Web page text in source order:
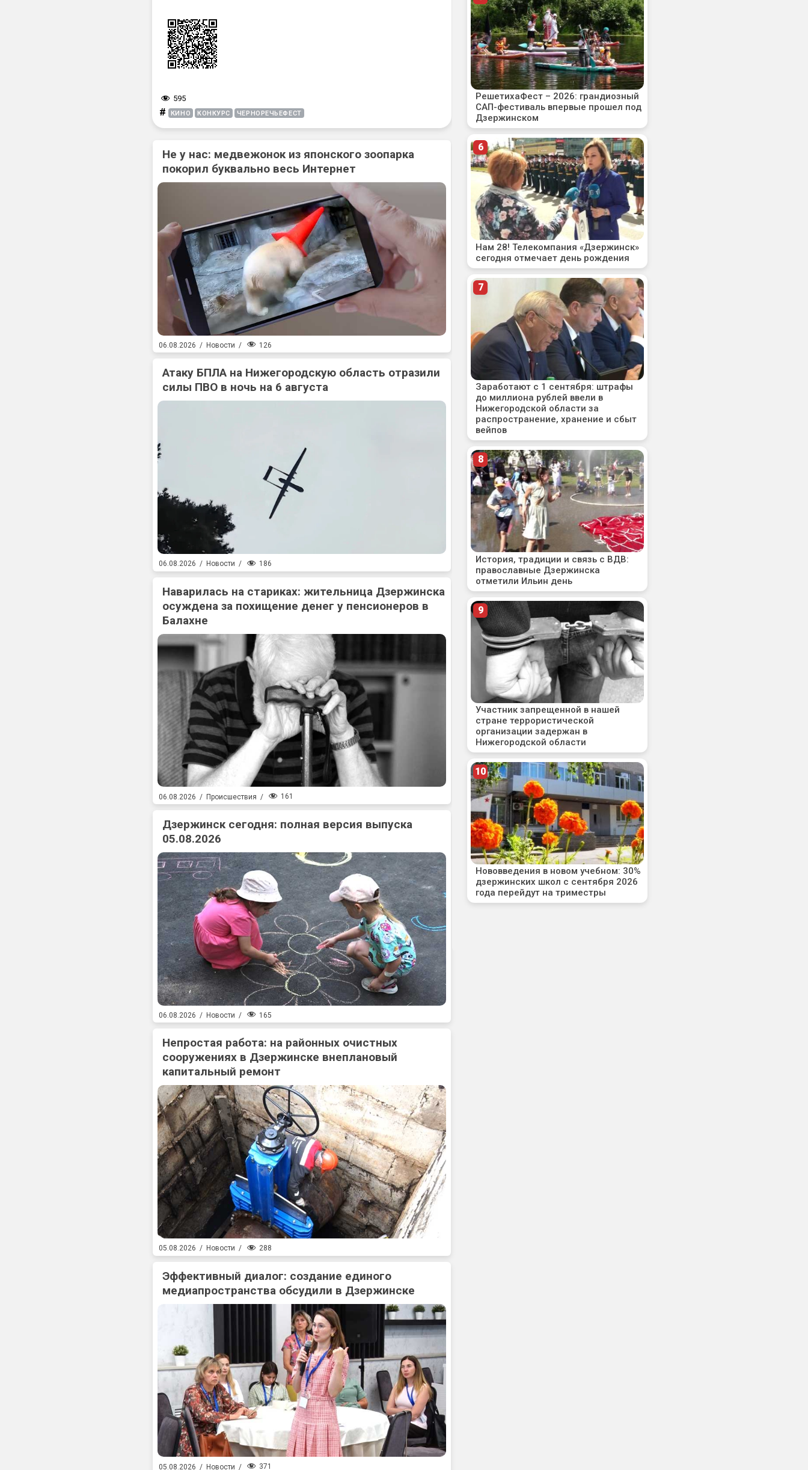
595
# КИНО КОНКУРС ЧЕРНОРЕЧЬЕФЕСТ
Не у нас: медвежонок из японского зоопарка
покорил буквально весь Интернет
06.08.2026 / Новости / 126
Атаку БПЛА на Нижегородскую область отразили
силы ПВО в ночь на 6 августа
06.08.2026 / Новости / 186
Наварилась на стариках: жительница Дзержинска
осуждена за похищение денег у пенсионеров в
Балахне
06.08.2026 / Происшествия / 161
Дзержинск сегодня: полная версия выпуска
05.08.2026
06.08.2026 / Новости / 165
Непростая работа: на районных очистных
сооружениях в Дзержинске внеплановый
капитальный ремонт
05.08.2026 / Новости / 288
Эффективный диалог: создание единого
медиапространства обсудили в Дзержинске
05.08.2026 / Новости / 371